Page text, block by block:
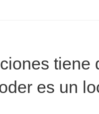
es un